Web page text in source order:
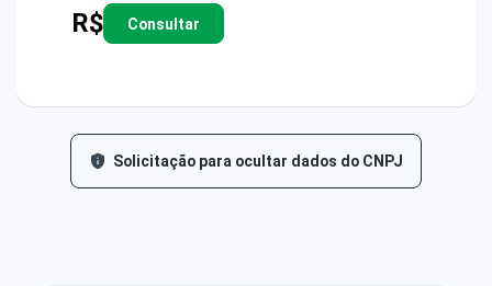
R$ Consultar
Solicitação para ocultar dados do CNPJ